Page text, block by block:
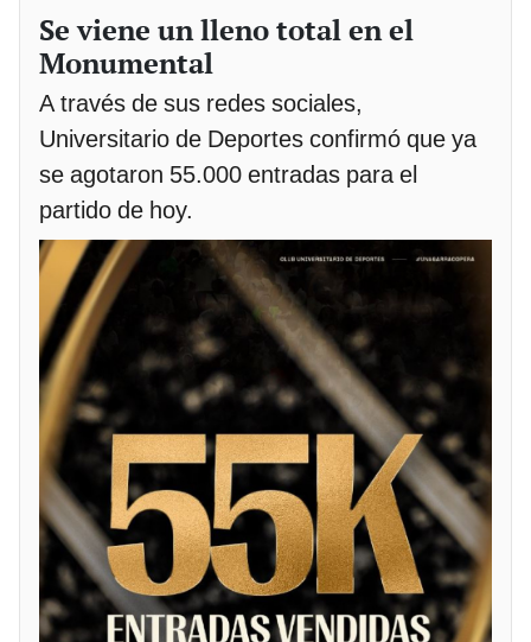
Se viene un lleno total en el
Monumental
A través de sus redes sociales,
Universitario de Deportes confirmó que ya
se agotaron 55.000 entradas para el
partido de hoy.